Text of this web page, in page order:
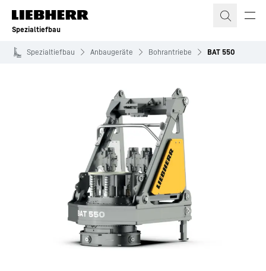
Zum Inhalt springen
Spezialtiefbau
Spezialtiefbau Anbaugeräte Bohrantriebe BAT 550